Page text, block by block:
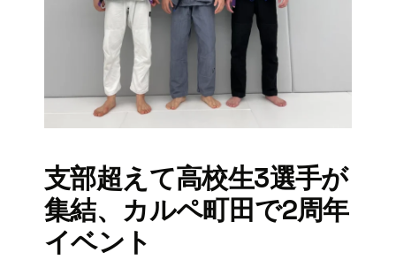
支部超えて高校生3選手が
集結、カルペ町田で2周年
イベント